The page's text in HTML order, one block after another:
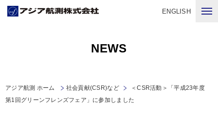
ENGLISH
NEWS
アジア航測 ホーム 社会貢献(CSR)など
＜CSR活動＞「平成23年度
第1回グリーンフレンズフェア」に参加しました